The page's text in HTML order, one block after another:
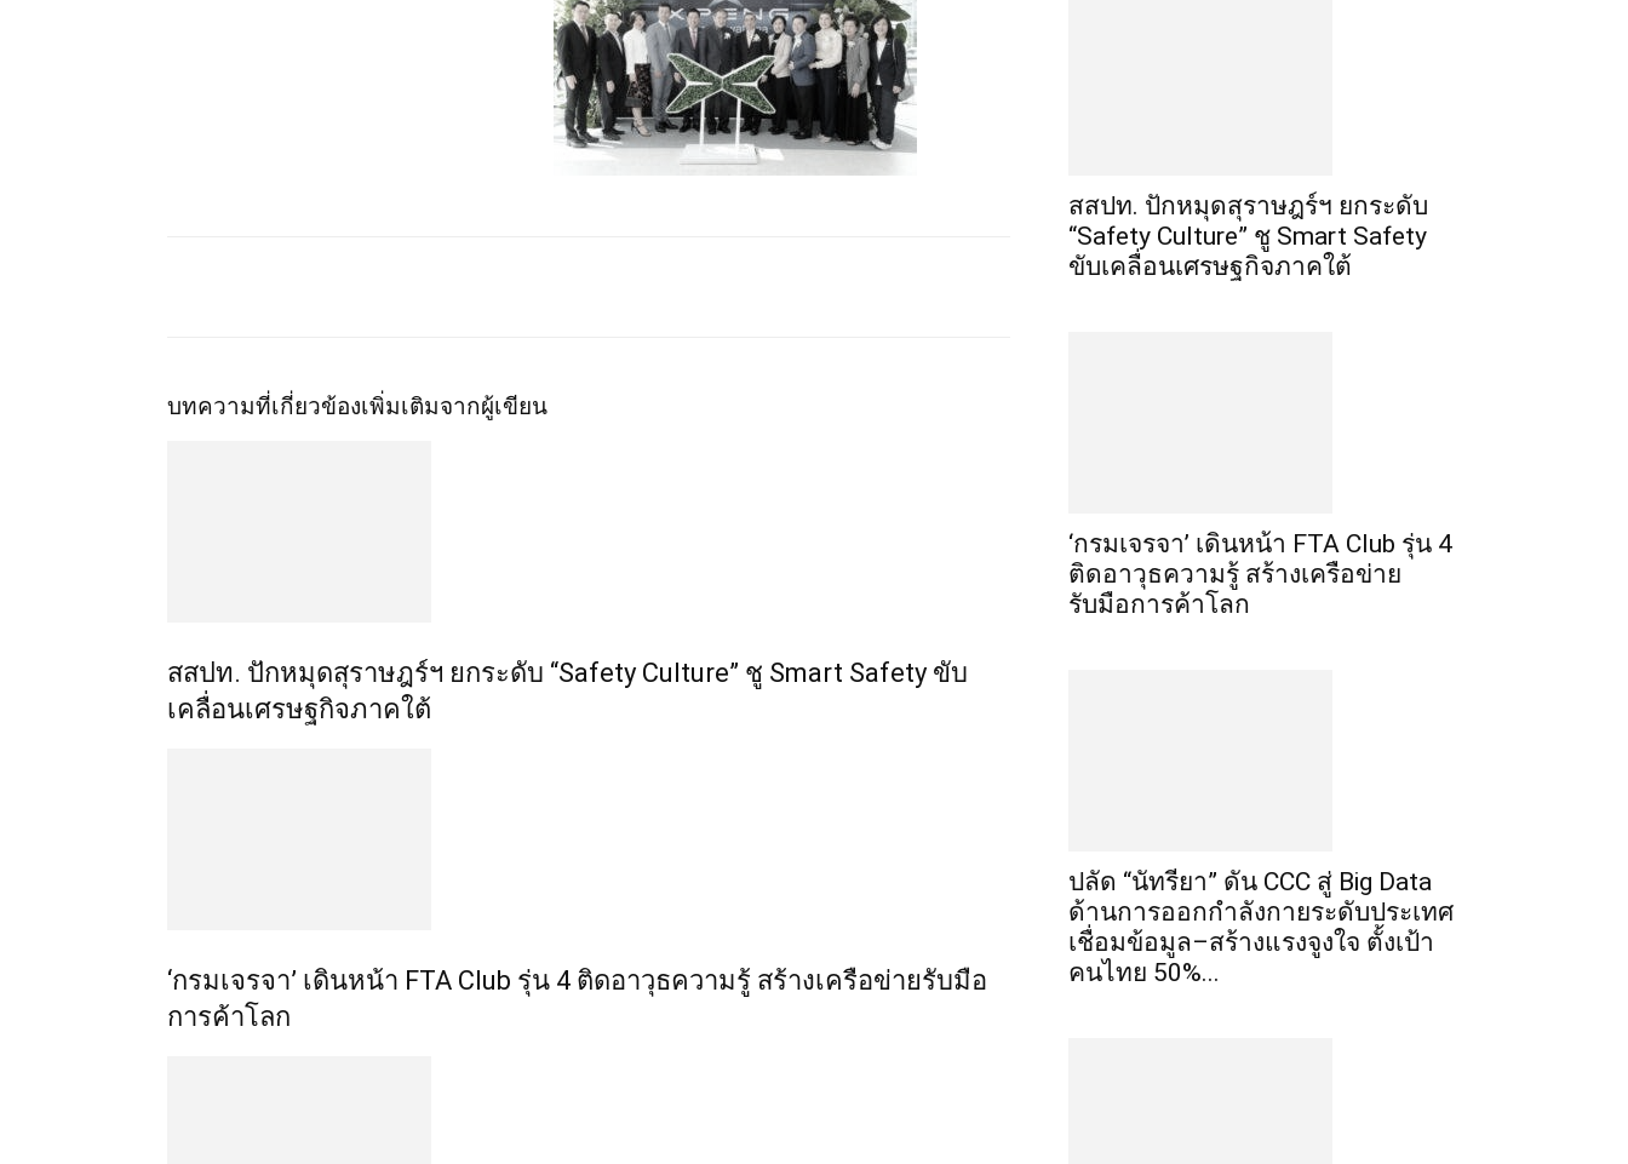
บทความที่เกี่ยวข้องเพิ่มเติมจากผู้เขียน
สสปท. ปักหมุดสุราษฎร์ฯ ยกระดับ “Safety Culture” ชู Smart Safety ขับ
เคลื่อนเศรษฐกิจภาคใต้
‘กรมเจรจา’ เดินหน้า FTA Club รุ่น 4 ติดอาวุธความรู้ สร้างเครือข่ายรับมือ
การค้าโลก
สสปท. ปักหมุดสุราษฎร์ฯ ยกระดับ
“Safety Culture” ชู Smart Safety
ขับเคลื่อนเศรษฐกิจภาคใต้
‘กรมเจรจา’ เดินหน้า FTA Club รุ่น 4
ติดอาวุธความรู้ สร้างเครือข่าย
รับมือการค้าโลก
ปลัด “นัทรียา” ดัน CCC สู่ Big Data
ด้านการออกกำลังกายระดับประเทศ
เชื่อมข้อมูล–สร้างแรงจูงใจ ตั้งเป้า
คนไทย 50%...